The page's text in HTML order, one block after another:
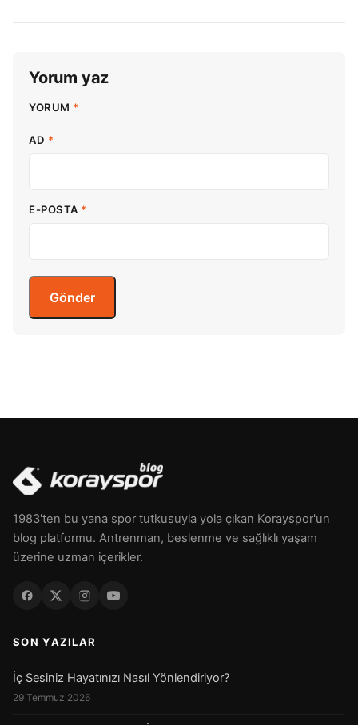
Yorum yaz
YORUM *
AD *
E-POSTA *
1983'ten bu yana spor tutkusuyla yola çıkan Korayspor'un
blog platformu. Antrenman, beslenme ve sağlıklı yaşam
üzerine uzman içerikler.
SON YAZILAR
İç Sesiniz Hayatınızı Nasıl Yönlendiriyor?
29 Temmuz 2026